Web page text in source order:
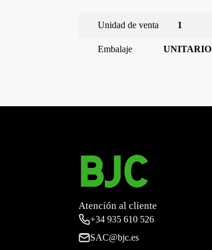
Unidad de venta 1
Embalaje UNITARIO
Atención al cliente
+34935 610 526
SAC@bjc.es